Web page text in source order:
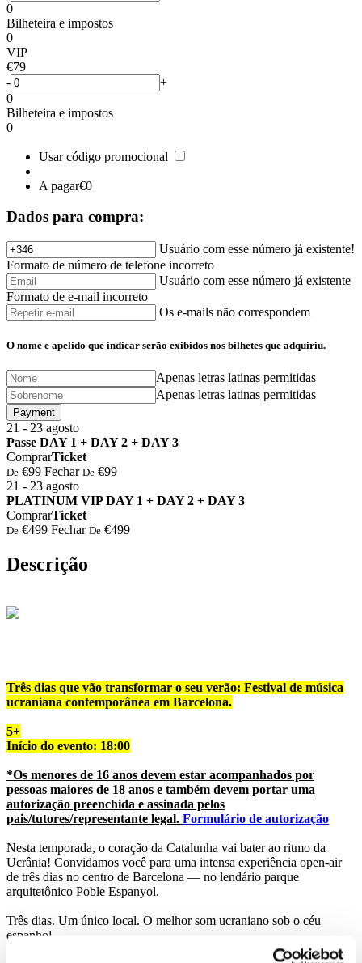
0
Bilheteira e impostos
0
VIP
€79
-
+
0
Bilheteira e impostos
0
Usar código promocional
A pagar€0
Dados para compra:
Usuário com esse número já existente!
Formato de número de telefone incorreto
Usuário com esse número já existente
Formato de e-mail incorreto
Os e-mails não correspondem
O nome e apelido que indicar serão exibidos nos bilhetes que adquiriu.
Apenas letras latinas permitidas
Apenas letras latinas permitidas
Payment
21 - 23 agosto
⁠Passe DAY 1 + DAY 2 + DAY 3
ComprarTicket
De €99 Fechar De €99
21 - 23 agosto
⁠PLATINUM VIP DAY 1 + DAY 2 + DAY 3
ComprarTicket
De €499 Fechar De €499
Descrição
Três dias que vão transformar o seu verão: Festival de música
ucraniana contemporânea em Barcelona.
5+
Início do evento: 18:00
*Os menores de 16 anos devem estar acompanhados por
pessoas maiores de 18 anos e também devem portar uma
autorização preenchida e assinada pelos
pais/tutores/representante legal. Formulário de autorização
Nesta temporada, o coração da Catalunha vai bater ao ritmo da
Ucrânia! Convidamos você para uma intensa experiência open-air
de três dias no centro de Barcelona — no lendário parque
arquitetônico Poble Espanyol.
Três dias. Um único local. O melhor som ucraniano sob o céu
espanhol.